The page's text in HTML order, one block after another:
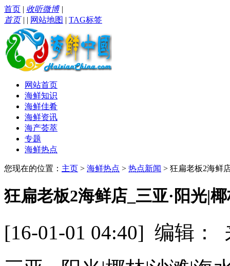
首页 | 收听微博|
首页| | 网站地图 | TAG标签
网站首页
海鲜知识
海鲜佳肴
海鲜资讯
海产荟萃
专题
海鲜热点
您现在的位置： 主页 > 海鲜热点 > 热点新闻 > 狂扁老板2海鲜
狂扁老板2海鲜店_三亚·阳光|
[16-01-01 04:40] 编辑